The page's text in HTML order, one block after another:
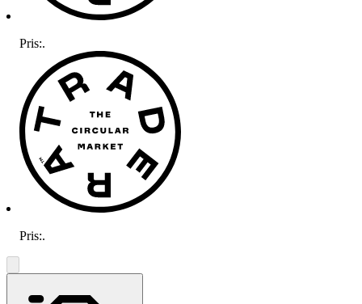
Pris:.
Pris:.